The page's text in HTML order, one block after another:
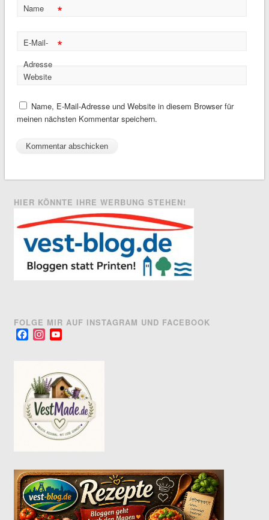
Name *
E-Mail-
Adresse
*
Website
Name, E-Mail-Adresse und Website in diesem Browser für
meinen nächsten Kommentar speichern.
HIER KÖNNTE IHRE WERBUNG STEHEN!
FOLGE MIR AUF INSTAGRAM UND FACEBOOK
FacebookInstagram